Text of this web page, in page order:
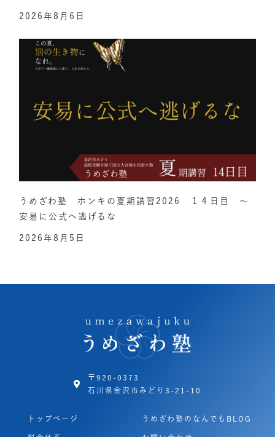
2026年8月6日
うめざわ塾 ホンキの夏期講習2026 １４日目 ～
安易に公式へ逃げるな
2026年8月5日
〒920-0373
石川県金沢市みどり3-21-10
トップページ うめざわ塾のなんでもBLOG